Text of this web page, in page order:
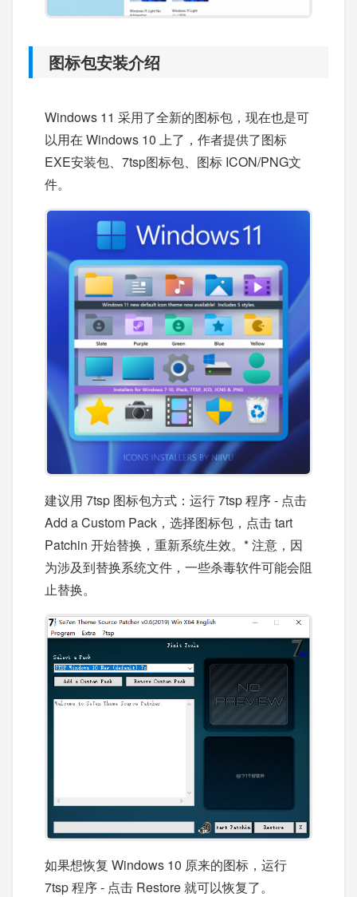
图标包安装介绍
Windows 11 采用了全新的图标包，现在也是可
以用在 Windows 10 上了，作者提供了图标
EXE安装包、7tsp图标包、图标 ICON/PNG文
件。
建议用 7tsp 图标包方式：运行 7tsp 程序 - 点击
Add a Custom Pack，选择图标包，点击 tart
Patchin 开始替换，重新系统生效。* 注意，因
为涉及到替换系统文件，一些杀毒软件可能会阻
止替换。
如果想恢复 Windows 10 原来的图标，运行
7tsp 程序 - 点击 Restore 就可以恢复了。